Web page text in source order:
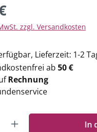
zzgl. Versandkosten
Lieferzeit: 1-2
ab 50 €
Rechnung
Gib den gewünschten Wert ein
In